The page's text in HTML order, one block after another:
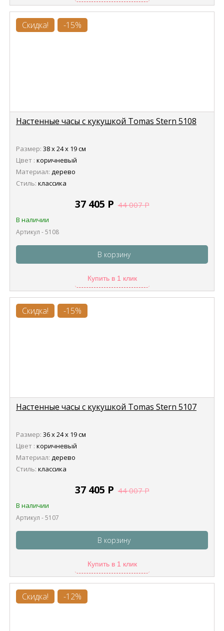
Скидка! -15%
Настенные часы с кукушкой Tomas Stern 5108
Размер: 38 х 24 х 19 см
Цвет : коричневый
Материал: дерево
Стиль: классика
37 405 Р 44 007Р
В наличии
Артикул - 5108
В корзину
Купить в 1 клик
Скидка! -15%
Настенные часы с кукушкой Tomas Stern 5107
Размер: 36 х 24 х 19 см
Цвет : коричневый
Материал: дерево
Стиль: классика
37 405 Р 44 007Р
В наличии
Артикул - 5107
В корзину
Купить в 1 клик
Скидка! -12%